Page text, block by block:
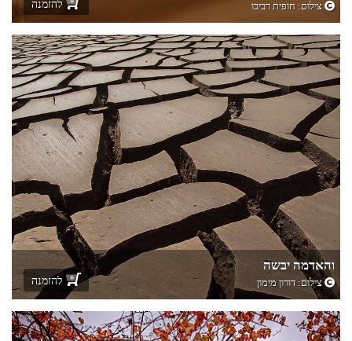
צילום: חופית רביבו להזמנה
והאדמה יבשה
צילום:דורון מימון להזמנה